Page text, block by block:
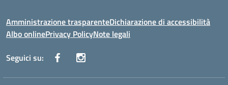
Amministrazione trasparenteDichiarazione di accessibilità
Albo onlinePrivacy PolicyNote legali
Seguici su: